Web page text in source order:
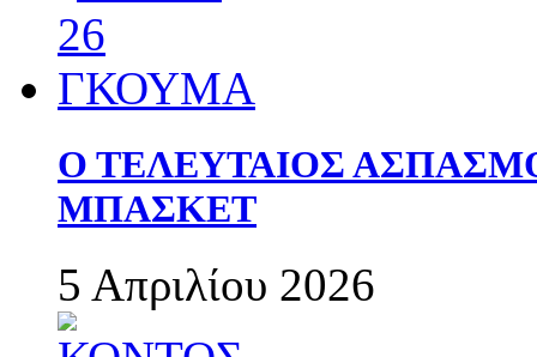
Ο ΤΕΛΕΥΤΑΙΟΣ
ΜΠΑΣΚΕΤ
5 Απριλίου 2026